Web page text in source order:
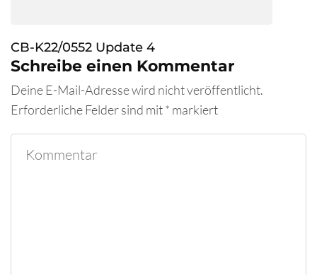
CB-K22/0552 Update 4
Schreibe einen Kommentar
Deine E-Mail-Adresse wird nicht veröffentlicht.
Erforderliche Felder sind mit* markiert